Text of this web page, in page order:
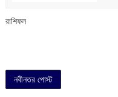
রাশিফল
নবীনতর পোস্ট